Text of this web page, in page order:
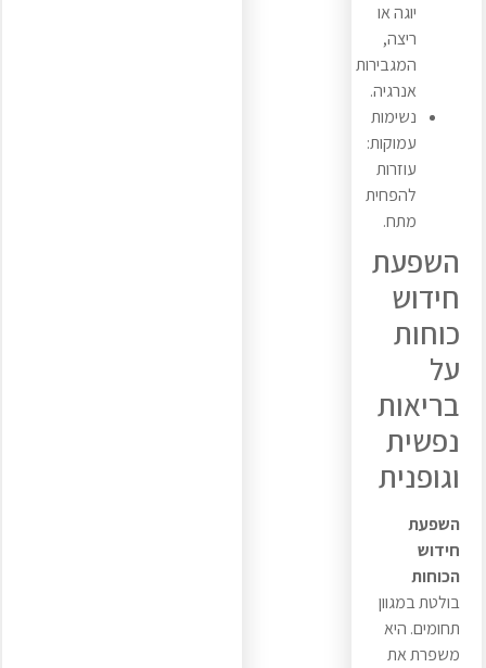
יוגה או
ריצה,
המגבירות
אנרגיה.
נשימות
עמוקות:
עוזרות
להפחית
מתח.
השפעת
חידוש
כוחות
על
בריאות
נפשית
וגופנית
השפעת
חידוש
הכוחות
בולטת במגוון
תחומים. היא
משפרת את